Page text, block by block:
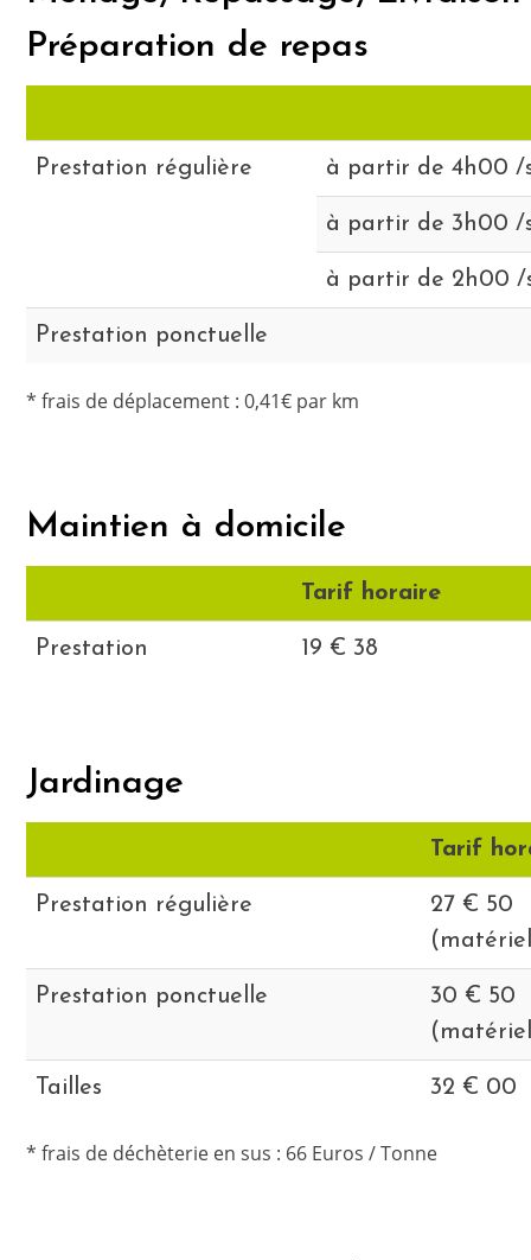
Préparation de repas
Prestation régulière à partir de 4h00 /
à partir de 3h00 /
à partir de 2h00 /
Prestation ponctuelle
* frais de déplacement : 0,41€ par km
Maintien à domicile
Tarif horaire
Prestation 19 € 38
Jardinage
Tarif
Prestation régulière
27 € 50
Prestation ponctuelle
30 € 50
Tailles 32 € 00
* frais de déchèterie en sus : 66 Euros / Tonne